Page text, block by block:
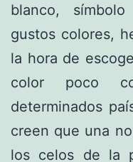
blanco,
gustos colores,
la hora de
color poco
determinados
creen que una
los celos de la